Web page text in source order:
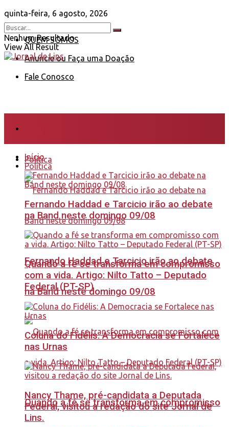
quinta-feira, 6 agosto, 2026
QUEM SOMOS
Anuncie ou Faça uma Doação
Fale Conosco
Nenhum Resultado
View All Result
Política
Fernando Haddad e Tarcicio irão ao debate
na Band neste domingo 09/08
Quando a fé se transforma em compromisso
Início
Política
Fernando Haddad e Tarcicio irão ao debate
na Band neste domingo 09/08
Quando a fé se transforma em compromisso
com a vida. Artigo: Nilto Tatto – Deputado
Federal (PT-SP)
Coluna do Fidélis: A Democracia se Fortalece
nas Urnas
Nancy Thame, pré-candidata a Deputada
Federal, visitou a redação do site Jornal de
Lins.